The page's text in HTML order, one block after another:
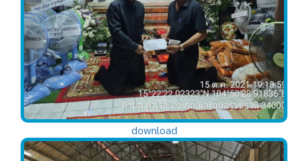
download